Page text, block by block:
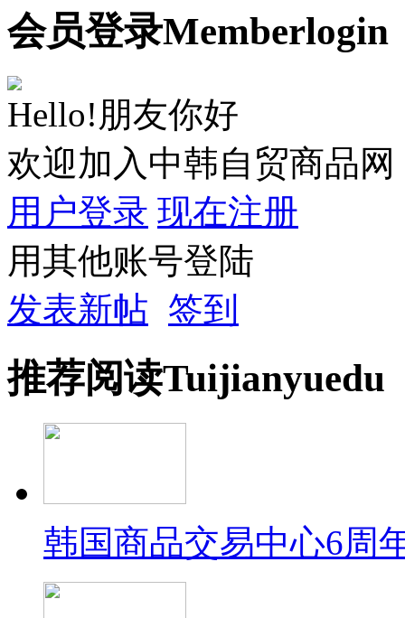
会员登录Memberlogin
Hello!朋友你好
欢迎加入中韩自贸商品网
用户登录 现在注册
用其他账号登陆
发表新帖 签到
推荐阅读Tuijianyuedu
韩国商品交易中心6周